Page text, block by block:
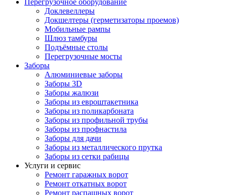
Доклевеллеры
Докшелтеры (герметизаторы проемов)
Мобильные рампы
Шлюз тамбуры
Подъёмные столы
Перегрузочные мосты
Заборы
Алюминиевые заборы
Заборы 3D
Заборы жалюзи
Заборы из евроштакетника
Заборы из поликарбоната
Заборы из профильной трубы
Заборы из профнастила
Заборы для дачи
Заборы из металлического прутка
Заборы из сетки рабицы
Услуги и сервис
Ремонт гаражных ворот
Ремонт откатных ворот
Ремонт распашных ворот